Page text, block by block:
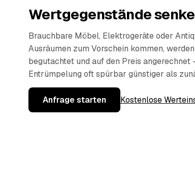
Wertgegenstände
Brauchbare Möbel, Elektrogeräte oder
Ausräumen zum Vorschein kommen,
begutachtet und auf den Preis angerechnet
Entrümpelung oft spürbar günstiger als
Anfrage starten Kostenlose